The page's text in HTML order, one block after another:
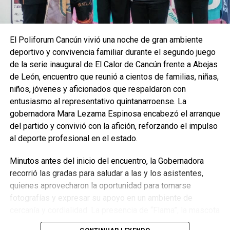
proyectan alternativas que permitan a las y los alumnos
acceder a diversas disciplinas, así como a infraestructura
qué deportes pueden implementarse y qué recursos se
requieren para su operación.
Por su parte, Silvia Mendoza subrayó que este primer
recorrido marca el inicio de una ruta de colaboración que
permitirá enriquecer las actividades extracurriculares del
CECyTE, reiterando que el deporte es un pilar fundamental
para el desarrollo de cada estudiante.
El Poliforum Cancún vivió una noche de gran ambiente
deportivo y convivencia familiar durante el segundo juego
de la serie inaugural de El Calor de Cancún frente a Abejas
de León, encuentro que reunió a cientos de familias, niñas,
niños, jóvenes y aficionados que respaldaron con
entusiasmo al representativo quintanarroense. La
gobernadora Mara Lezama Espinosa encabezó el arranque
del partido y convivió con la afición, reforzando el impulso
al deporte profesional en el estado.
Minutos antes del inicio del encuentro, la Gobernadora
recorrió las gradas para saludar a las y los asistentes,
quienes aprovecharon la oportunidad para tomarse
fotografías y expresar su apoyo en un ambiente de
oficial de El Calor de Cancún, añadió dinamismo a la